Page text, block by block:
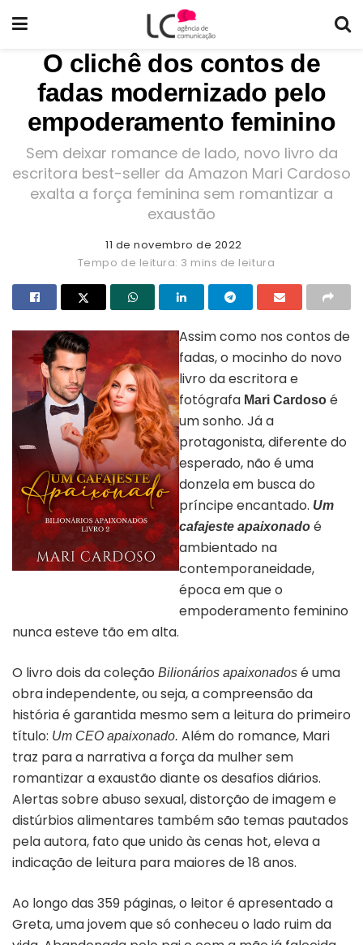
O clichê dos contos de
fadas modernizado pelo
empoderamento feminino
Sem deixar romance de lado, novo livro da
escritora best-seller da Amazon Mari Cardoso
exalta a força feminina sem romantizar a
exaustão
11 de novembro de 2022
Tempo de leitura: 3 mins de leitura
Assim como nos contos de
fadas, o mocinho do novo
livro da escritora e
fotógrafa Mari Cardoso é
um sonho. Já a
protagonista, diferente do
esperado, não é uma
donzela em busca do
príncipe encantado. Um
cafajeste apaixonado é
ambientado na
contemporaneidade,
época em que o
empoderamento feminino
nunca esteve tão em alta.
O livro dois da coleção Bilionários apaixonados é uma
obra independente, ou seja, a compreensão da
história é garantida mesmo sem a leitura do primeiro
título: Um CEO apaixonado. Além do romance, Mari
traz para a narrativa a força da mulher sem
romantizar a exaustão diante os desafios diários.
Alertas sobre abuso sexual, distorção de imagem e
distúrbios alimentares também são temas pautados
pela autora, fato que unido às cenas hot, eleva a
indicação de leitura para maiores de 18 anos.
Ao longo das 359 páginas, o leitor é apresentado a
Greta, uma jovem que só conheceu o lado ruim da